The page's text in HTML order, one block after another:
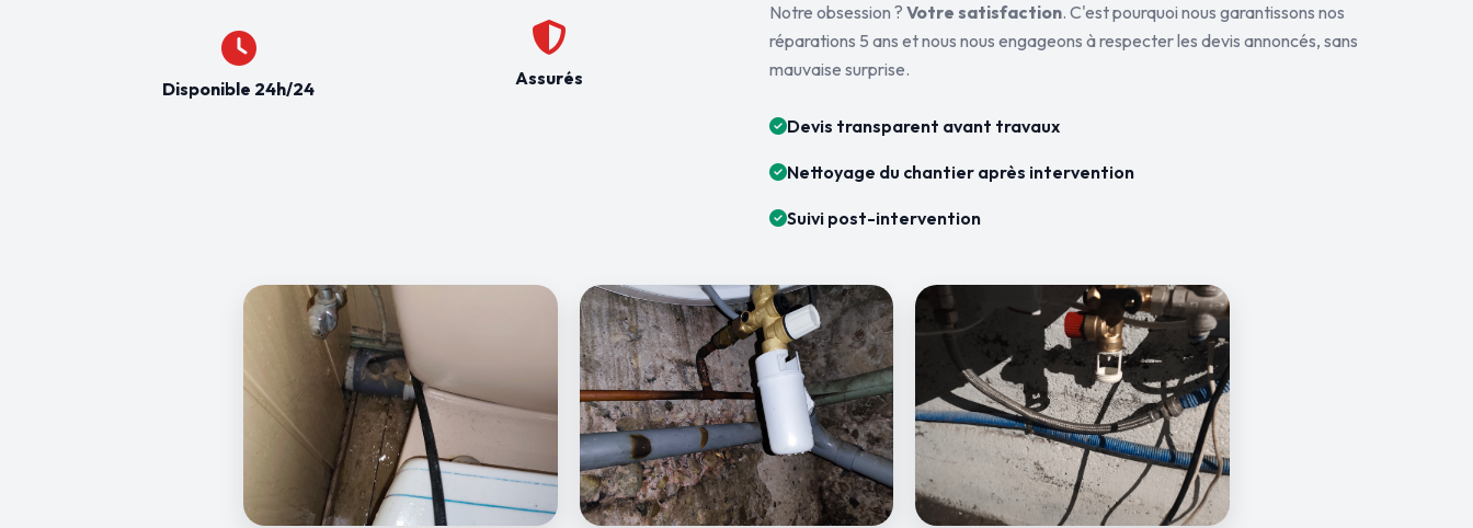
Disponible 24h/24 Assurés
Notre obsession ? Votre satisfaction. C'est pourquoi nous garantissons nos
réparations 5 ans et nous nous engageons à respecter les devis annoncés, sans
mauvaise surprise.
Devis transparent avant travaux
Nettoyage du chantier après intervention
Suivi post-intervention